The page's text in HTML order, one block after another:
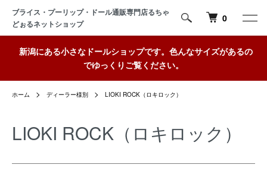
ブライス・プーリップ・ドール通販専門店るちゃ
どぉるネットショップ
0
新潟にある小さなドールショップです。色んなサイズがあるの
でゆっくりご覧ください。
ホーム ディーラー様別 LIOKI ROCK（ロキロック）
LIOKI ROCK（ロキロック）